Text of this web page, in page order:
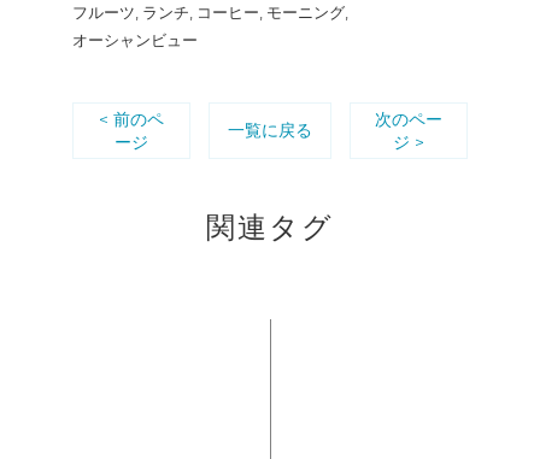
フルーツ ランチ コーヒー モーニング
オーシャンビュー
< 前のペ
ージ
一覧に戻る
次のペー
ジ >
関連タグ